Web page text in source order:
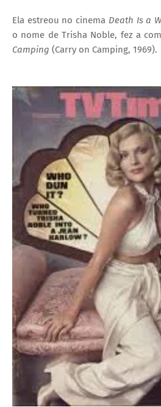
Ela estreou no cinema Death Is a
o nome de Trisha Noble, fez a
Camping (Carry on Camping, 1969).